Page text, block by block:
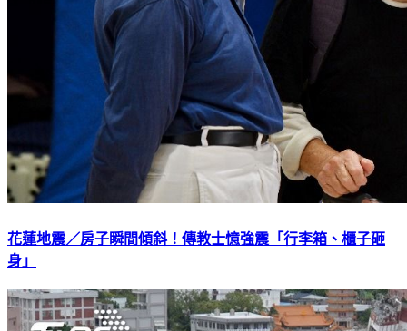
花蓮地震／房子瞬間傾斜！傳教士憶強震「行李箱、櫃子砸
身」